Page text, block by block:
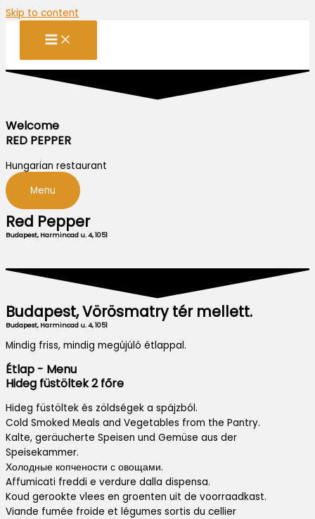
Skip to content
Welcome
RED PEPPER
Hungarian restaurant
Menu
Red Pepper
Budapest, Harmincad u. 4, 1051
Budapest, Vörösmatry tér mellett.
Budapest, Harmincad u. 4, 1051
Mindig friss, mindig megújúló étlappal.
Étlap - Menu
Hideg füstöltek 2 főre
Hideg füstöltek és zöldségek a spájzból.
Cold Smoked Meals and Vegetables from the Pantry.
Kalte, geräucherte Speisen und Gemüse aus der
Speisekammer.
Холодные копчености с овощами.
Affumicati freddi e verdure dalla dispensa.
Koud gerookte vlees en groenten uit de voorraadkast.
Viande fumée froide et légumes sortis du cellier